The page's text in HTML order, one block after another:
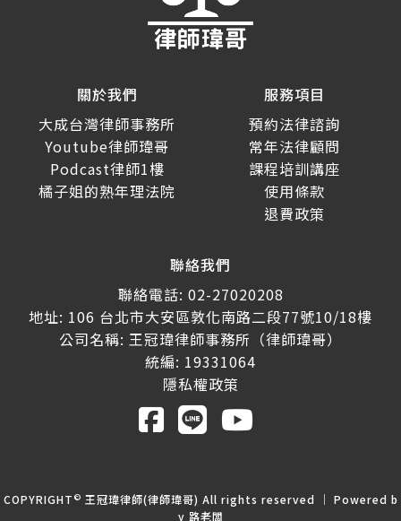
關於我們
大成台灣律師事務所
Youtube律師瑋哥
Podcast律師1樓
橘子姐的熟年理法院
服務項目
預約法律諮詢
常年法律顧問
課程培訓講座
使用條款
退費政策
聯絡我們
聯絡電話: 02-27020208
地址: 106 台北市大安區敦化南路二段77號10/18樓
公司名稱: 王冠瑋律師事務所（律師瑋哥）
統編: 19331064
隱私權政策
COPYRIGHT © 王冠瑋律師(律師瑋哥) All rights reserved ｜ Powered b
y 路老闆